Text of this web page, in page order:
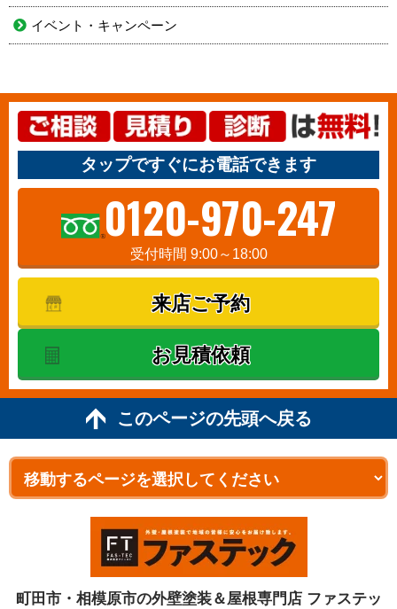
イベント・キャンペーン
タップですぐにお電話できます
0120-970-247
受付時間 9:00～18:00
来店ご予約
お見積依頼
このページの先頭へ戻る
町田市・相模原市の外壁塗装＆屋根専門店 ファステッ